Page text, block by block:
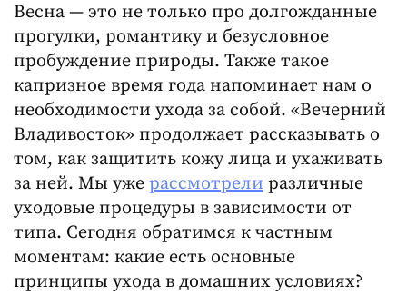
Весна — это не только про долгожданные
прогулки, романтику и безусловное
пробуждение природы. Также такое
капризное время года напоминает нам о
необходимости ухода за собой. «Вечерний
Владивосток» продолжает рассказывать о
том, как защитить кожу лица и ухаживать
за ней. Мы уже рассмотрели различные
уходовые процедуры в зависимости от
типа. Сегодня обратимся к частным
моментам: какие есть основные
принципы ухода в домашних условиях?